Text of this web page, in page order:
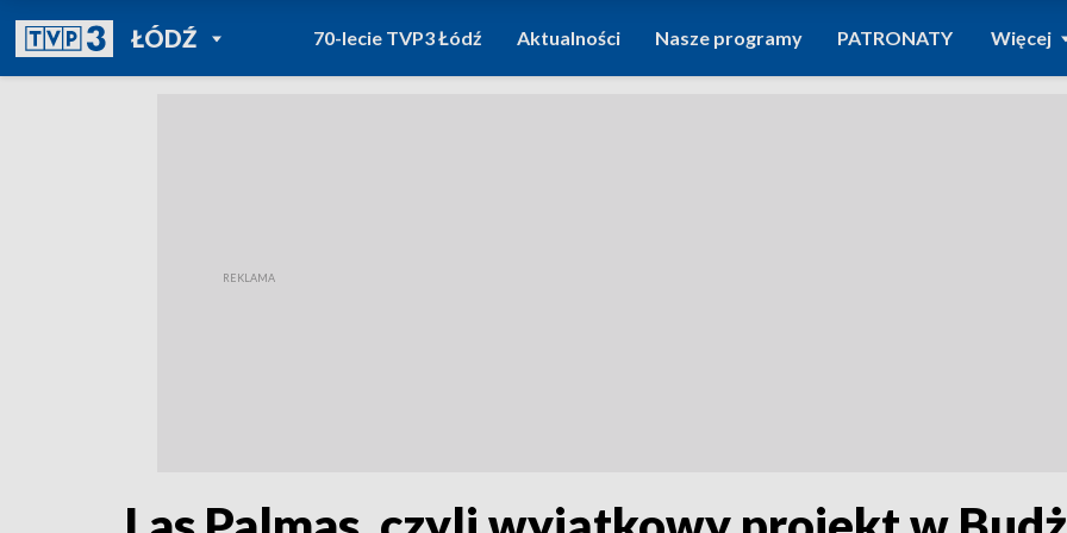
ŁÓDŹPOWRÓT DO
TVP REGIONY
70-lecie TVP3 Łódź Aktualności Nasze programy PATRONATY Więcej